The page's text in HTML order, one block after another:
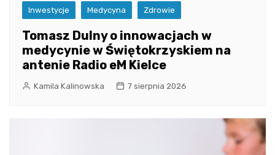
Inwestycje Medycyna Zdrowie
Tomasz Dulny o innowacjach w
medycynie w Świętokrzyskiem na
antenie Radio eM Kielce
Kamila Kalinowska 7 sierpnia 2026